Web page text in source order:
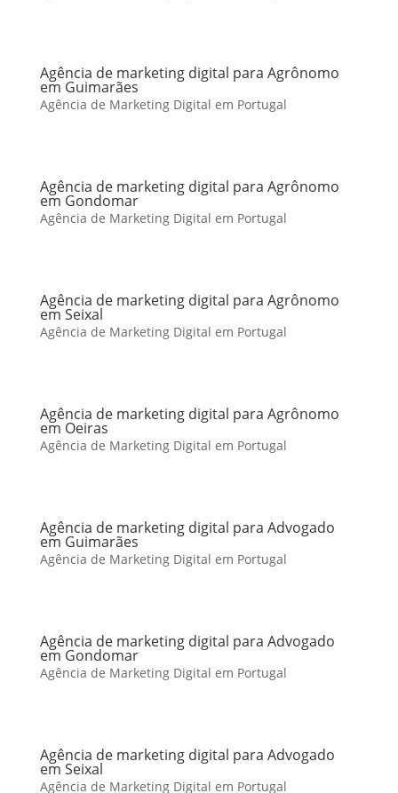
Agência de marketing digital para Agrônomo
em Guimarães
Agência de Marketing Digital em Portugal
Agência de marketing digital para Agrônomo
em Gondomar
Agência de Marketing Digital em Portugal
Agência de marketing digital para Agrônomo
em Seixal
Agência de Marketing Digital em Portugal
Agência de marketing digital para Agrônomo
em Oeiras
Agência de Marketing Digital em Portugal
Agência de marketing digital para Advogado
em Guimarães
Agência de Marketing Digital em Portugal
Agência de marketing digital para Advogado
em Gondomar
Agência de Marketing Digital em Portugal
Agência de marketing digital para Advogado
em Seixal
Agência de Marketing Digital em Portugal